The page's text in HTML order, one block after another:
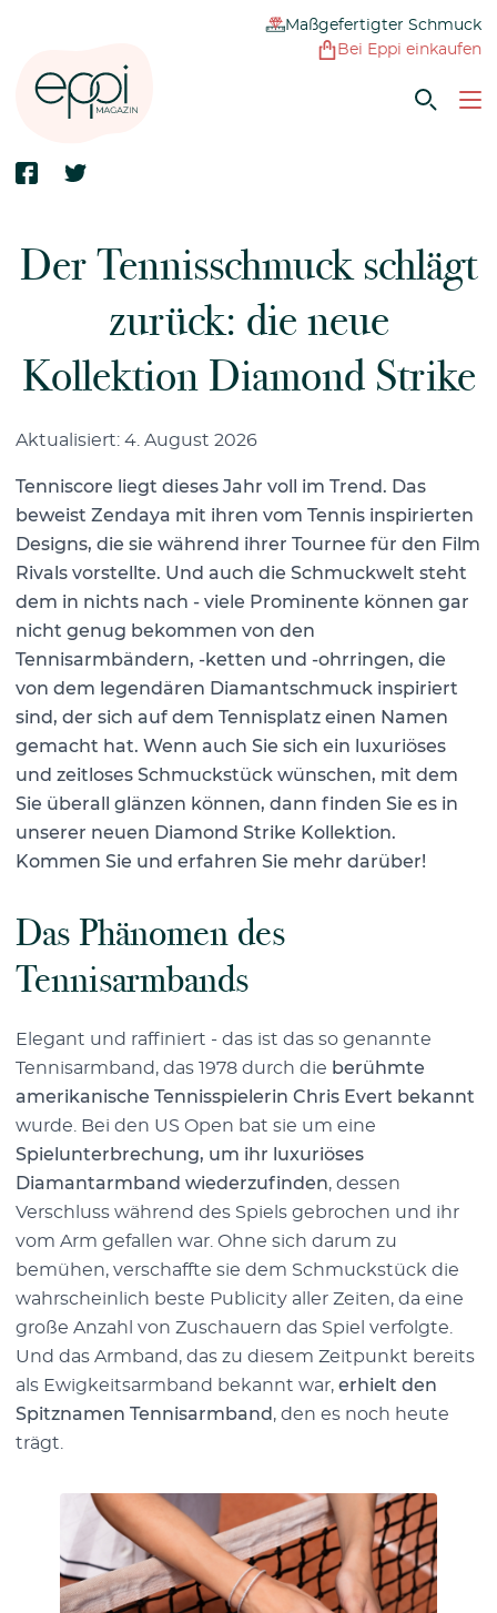
Maßgefertigter Schmuck
Bei Eppi einkaufen
Der Tennisschmuck schlägt
zurück: die neue
Kollektion Diamond Strike
Aktualisiert: 4. August 2026
Tenniscore liegt dieses Jahr voll im Trend. Das
beweist Zendaya mit ihren vom Tennis inspirierten
Designs, die sie während ihrer Tournee für den Film
Rivals vorstellte. Und auch die Schmuckwelt steht
dem in nichts nach - viele Prominente können gar
nicht genug bekommen von den
Tennisarmbändern, -ketten und -ohrringen, die
von dem legendären Diamantschmuck inspiriert
sind, der sich auf dem Tennisplatz einen Namen
gemacht hat. Wenn auch Sie sich ein luxuriöses
und zeitloses Schmuckstück wünschen, mit dem
Sie überall glänzen können, dann finden Sie es in
unserer neuen Diamond Strike Kollektion.
Kommen Sie und erfahren Sie mehr darüber!
Das Phänomen des
Tennisarmbands
Elegant und raffiniert - das ist das so genannte
Tennisarmband, das 1978 durch die berühmte
amerikanische Tennisspielerin Chris Evert bekannt
wurde. Bei den US Open bat sie um eine
Spielunterbrechung, um ihr luxuriöses
Diamantarmband wiederzufinden, dessen
Verschluss während des Spiels gebrochen und ihr
vom Arm gefallen war. Ohne sich darum zu
bemühen, verschaffte sie dem Schmuckstück die
wahrscheinlich beste Publicity aller Zeiten, da eine
große Anzahl von Zuschauern das Spiel verfolgte.
Und das Armband, das zu diesem Zeitpunkt bereits
als Ewigkeitsarmband bekannt war, erhielt den
Spitznamen Tennisarmband , den es noch heute
trägt.